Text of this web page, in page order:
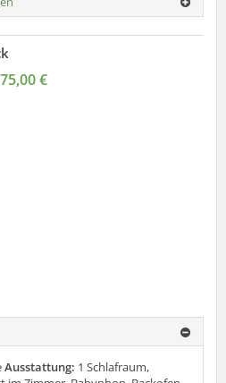
75,00 €
Ausstattung: 1 Schlafraum,